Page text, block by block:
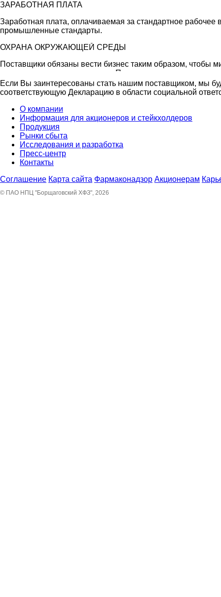
ЗАРАБОТНАЯ ПЛАТА
Заработная плата, оплачиваемая за стандартное
промышленные стандарты.
ОХРАНА ОКРУЖАЮЩЕЙ СРЕДЫ
Поставщики обязаны вести бизнес таким образом, чтобы
среду, клиентов и сотрудников. Поставщики должны
окружающей среды.
Если Вы заинтересованы стать нашим поставщиком, мы
соответствующую Декларацию в области социальной
О компании
Информация для акционеров и стейкхолдеров
Продукция
Рынки сбыта
Пресс-центр